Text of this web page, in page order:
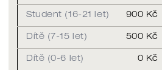
Student (16-21 let) 900 Kč
Dítě (7-15 let) 500 Kč
Dítě (0-6 let) 0 Kč